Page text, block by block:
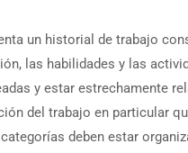
un historial de trabajo
las habilidades y las
y estar estrechamente
del trabajo en particular
deben estar